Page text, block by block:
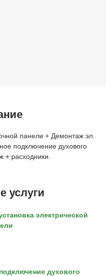
панели + Демонтаж эл.
подключение духового
расходники.
услуги
электрической
духового